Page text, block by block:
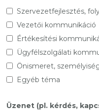
Szervezetfejlesztés,
Vezetői kommunikáció
Értékesítési
Ügyfélszolgálati
Önismeret,
Egyéb téma
Üzenet (pl. kérdés,